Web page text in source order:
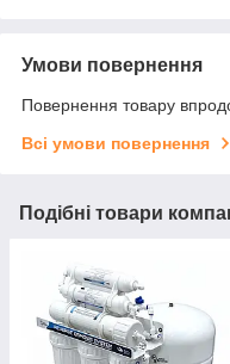
Умови повернення
Повернення товару
Всі умови повернення
Подібні товари